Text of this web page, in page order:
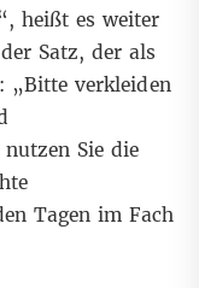
heißt es weiter
Satz, der als
„Bitte verkleiden
Sie die
Tagen im Fach